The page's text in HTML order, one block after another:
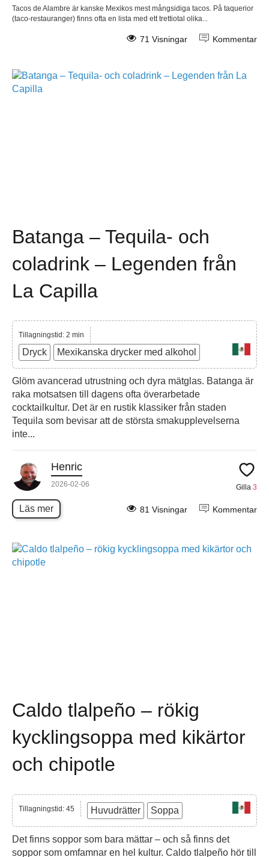
Tacos de Alambre är kanske Mexikos mest mångsidiga tacos. På taquerior
(taco-restauranger) finns ofta en lista med ett trettiotal olika...
Kommentar
71 Visningar
Batanga – Tequila- och
coladrink – Legenden från
La Capilla
Tillagningstid: 2 min
Dryck Mexikanska drycker med alkohol
Glöm avancerad utrustning och dyra mätglas. Batanga är
raka motsatsen till dagens ofta överarbetade
cocktailkultur. Det är en rustik klassiker från staden
Tequila som bevisar att de största smakupplevelserna
inte...
Henric
2026-02-06 Gilla 3
Läs mer Kommentar
81 Visningar
Caldo tlalpeño – rökig
kycklingsoppa med kikärtor
och chipotle
Tillagningstid: 45 Huvudrätter Soppa
Det finns soppor som bara mättar – och så finns det
soppor som omfamnar en hel kultur. Caldo tlalpeño hör till